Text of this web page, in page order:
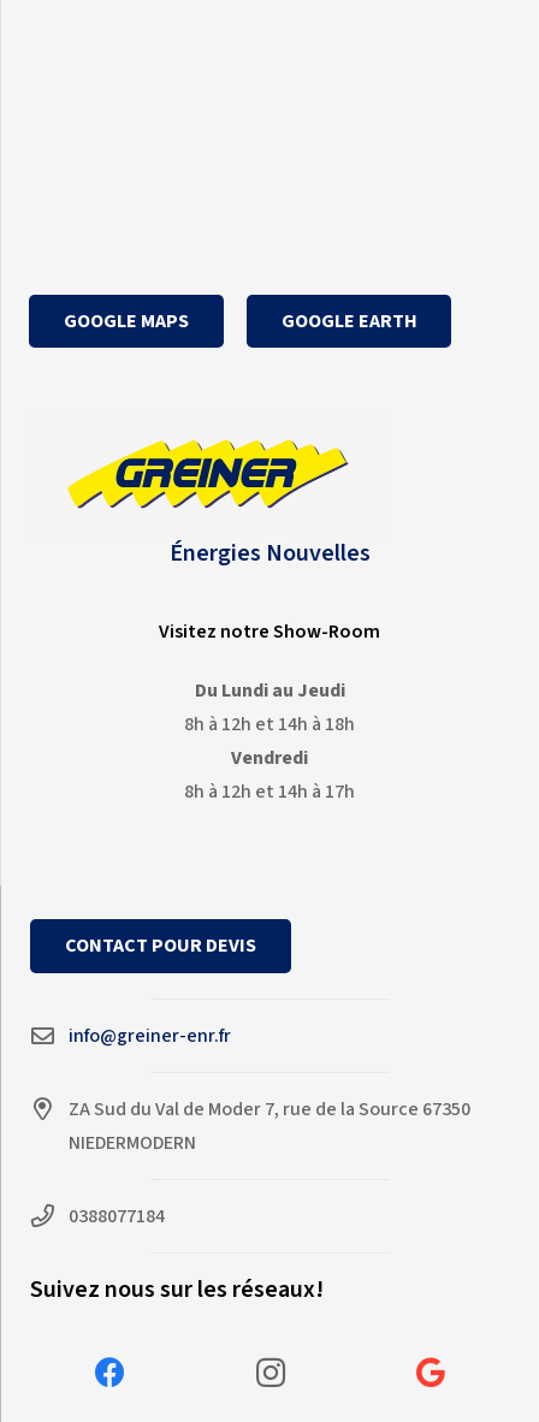
GOOGLE MAPS GOOGLE EARTH
Énergies Nouvelles
Visitez notre Show-Room
Du Lundi au Jeudi
8h à 12h et 14h à 18h
Vendredi
8h à 12h et 14h à 17h
CONTACT POUR DEVIS
info@greiner-enr.fr
ZA Sud du Val de Moder 7, rue de la Source 67350
NIEDERMODERN
0388077184
Suivez nous sur les réseaux!